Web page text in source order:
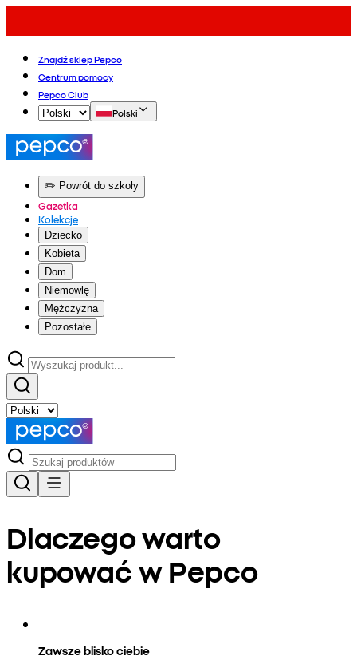
Znajdź sklep Pepco
Centrum pomocy
Pepco Club
Polski
✏️ Powrót do szkoły
Gazetka
Kolekcje
Dziecko
Kobieta
Dom
Niemowlę
Mężczyzna
Pozostałe
Dlaczego warto
kupować w Pepco
Zawsze blisko ciebie